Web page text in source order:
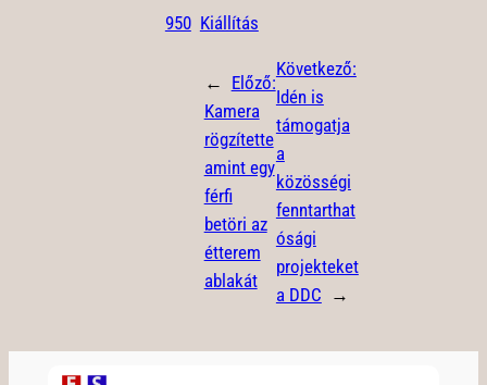
950 Kiállítás
← Előző:
Kamera
rögzítette
amint egy
férfi
betöri az
étterem
ablakát
Következő:
Idén is
támogatja
a
közösségi
fenntarthat
ósági
projekteket
a DDC →